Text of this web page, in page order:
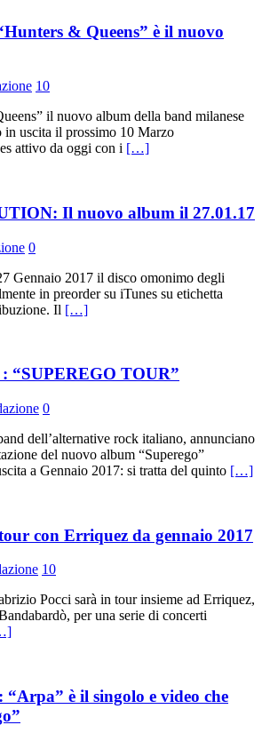
& Queens” è il nuovo
10
il nuovo album della band milanese
in uscita il prossimo 10 Marzo
attivo da oggi con i […]
Il nuovo album il 27.01.17
0
Gennaio 2017 il disco omonimo degli
in preorder su iTunes su etichetta
Il […]
“SUPEREGO TOUR”
0
dell’alternative rock italiano, annunciano
del nuovo album “Superego”
a Gennaio 2017: si tratta del quinto […]
con Erriquez da gennaio 2017
10
Pocci sarà in tour insieme ad Erriquez,
per una serie di concerti
è il singolo e video che